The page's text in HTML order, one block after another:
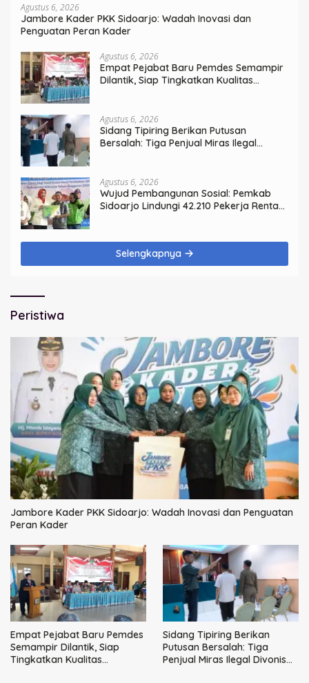
Agustus 6, 2026
Jambore Kader PKK Sidoarjo: Wadah Inovasi dan
Penguatan Peran Kader
Agustus 6, 2026
Empat Pejabat Baru Pemdes Semampir
Dilantik, Siap Tingkatkan Kualitas
Agustus 6, 2026
Sidang Tipiring Berikan Putusan
Bersalah: Tiga Penjual Miras Ilegal
Agustus 6, 2026
Wujud Pembangunan Sosial: Pemkab
Sidoarjo Lindungi 42.210 Pekerja Rentan
Selengkapnya
Peristiwa
Jambore Kader PKK Sidoarjo: Wadah Inovasi dan Penguatan
Peran Kader
Empat Pejabat Baru Pemdes
Semampir Dilantik, Siap
Tingkatkan Kualitas
Sidang Tipiring Berikan
Putusan Bersalah: Tiga
Penjual Miras Ilegal Divonis